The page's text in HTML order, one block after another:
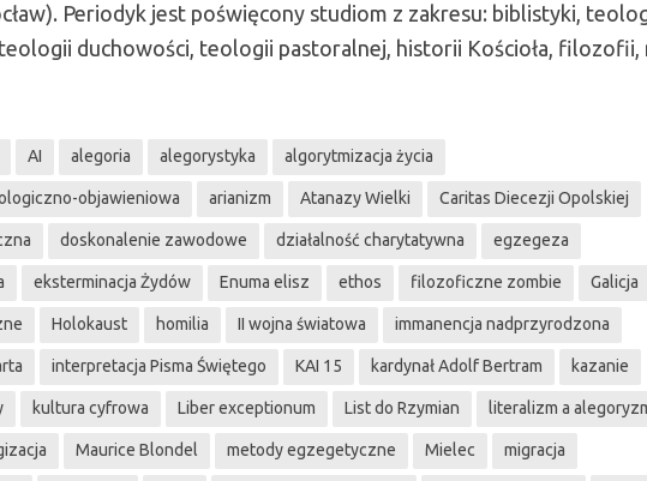
Periodyk jest poświęcony studiom z zakresu: biblistyki,
duchowości, teologii pastoralnej, historii Kościoła, filozofii,
AI alegoria alegorystyka algorytmizacja życia
objawieniowa arianizm Atanazy Wielki Caritas Diecezji Opolskiej
doskonalenie zawodowe działalność charytatywna egzegeza
eksterminacja Żydów Enuma elisz ethos filozoficzne zombie Galicja
Holokaust homilia II wojna światowa immanencja nadprzyrodzona
interpretacja Pisma Świętego KAI 15 kardynał Adolf Bertram kazanie
kultura cyfrowa Liber exceptionum List do Rzymian literalizm a
Maurice Blondel metody egzegetyczne Mielec migracja